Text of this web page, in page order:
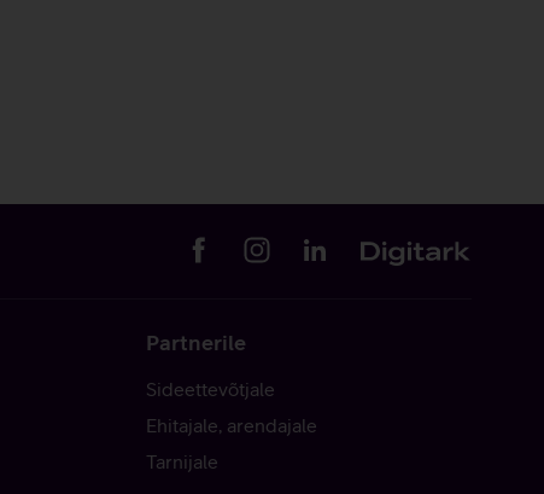
Partnerile
Sideettevõtjale
Ehitajale, arendajale
Tarnijale